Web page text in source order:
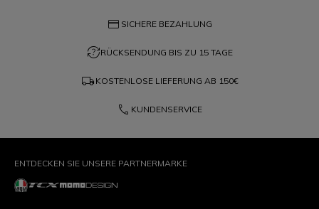
credit_card SICHERE BEZAHLUNG
question_exchangeRÜCKSENDUNG BIS ZU 15 TAGE
local_shipping KOSTENLOSE LIEFERUNG AB 150€
phone KUNDENSERVICE
ENTDECKEN SIE UNSERE PARTNERMARKE